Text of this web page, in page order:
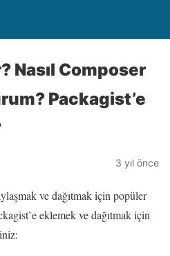
Nasıl Composer
Packagist’e
3 yıl önce
ve dağıtmak için popüler
eklemek ve dağıtmak için